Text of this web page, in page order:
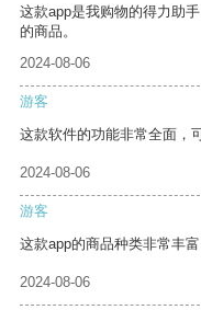
这款app是我购物的得力助
的商品。
2024-08-06
游客
这款软件的功能非常全面，
2024-08-06
游客
这款app的商品种类非常丰
2024-08-06